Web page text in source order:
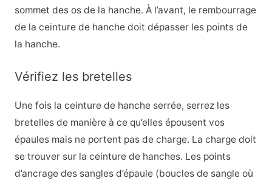
sommet des os de la hanche. À l’avant, le rembourrage
de la ceinture de hanche doit dépasser les points de
la hanche.
Vérifiez les bretelles
Une fois la ceinture de hanche serrée, serrez les
bretelles de manière à ce qu’elles épousent vos
épaules mais ne portent pas de charge. La charge doit
se trouver sur la ceinture de hanches. Les points
d’ancrage des sangles d’épaule (boucles de sangle où